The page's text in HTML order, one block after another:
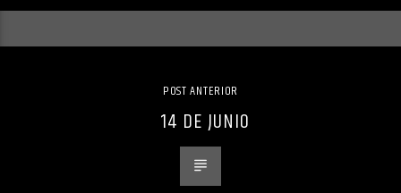
POST ANTERIOR
14 DE JUNIO